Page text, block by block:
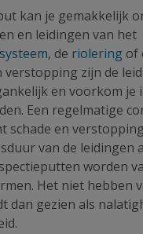
kan je gemakkelijk
en leidingen van het
, de riolering of
verstopping zijn de
en voorkom je
Een regelmatige
schade en
van de leidingen
worden
Het niet hebben
dan gezien als